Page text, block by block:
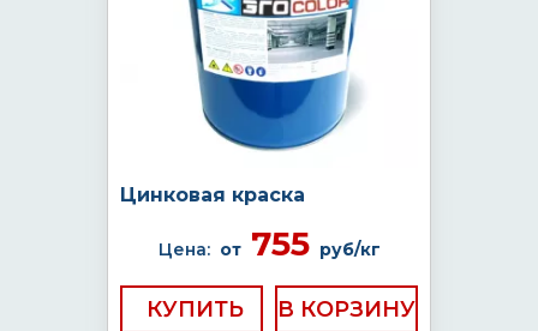
Цинковая краска
Цена: от755 руб/кг
КУПИТЬ